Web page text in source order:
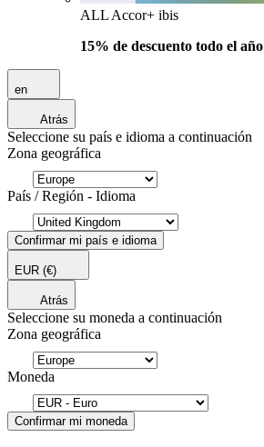
ALL Accor+ ibis
15% de descuento todo el año
en
Atrás
Seleccione su país e idioma a continuación
Zona geográfica
País / Región - Idioma
Confirmar mi país e idioma
EUR (€)
Atrás
Seleccione su moneda a continuación
Zona geográfica
Moneda
Confirmar mi moneda